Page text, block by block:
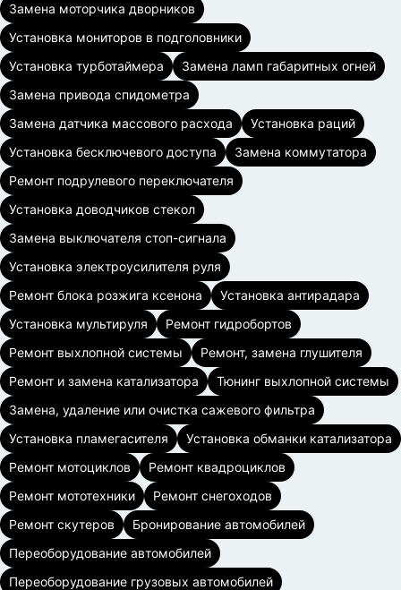
Замена моторчика дворников
Установка мониторов в подголовники
Установка турботаймера
Замена ламп габаритных огней
Замена привода спидометра
Замена датчика массового расхода
Установка раций
Установка бесключевого доступа
Замена коммутатора
Ремонт подрулевого переключателя
Установка доводчиков стекол
Замена выключателя стоп-сигнала
Установка электроусилителя руля
Ремонт блока розжига ксенона
Установка антирадара
Установка мультируля
Ремонт гидробортов
Ремонт выхлопной системы
Ремонт, замена глушителя
Ремонт и замена катализатора
Тюнинг выхлопной системы
Замена, удаление или очистка сажевого фильтра
Установка пламегасителя
Установка обманки катализатора
Ремонт мотоциклов
Ремонт квадроциклов
Ремонт мототехники
Ремонт снегоходов
Ремонт скутеров
Бронирование автомобилей
Переоборудование автомобилей
Переоборудование грузовых автомобилей